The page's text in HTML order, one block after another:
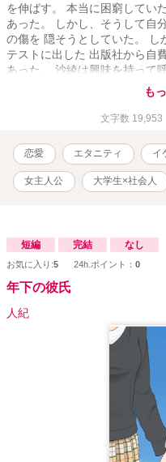
を伸ばす。 本当に困窮してい
あった。 しかし、そうして自
の傷を 隠そうとしていた。 し
テストに出した 出版社から自
あった。 沙綾は興味を持って
も
文字数 19,953
恋愛 エタニティ イ
女主人公 大学生×社会人
短編 完結 なし
お気に入り:5 24h.ポイント： 0
年下の彼氏
人紀